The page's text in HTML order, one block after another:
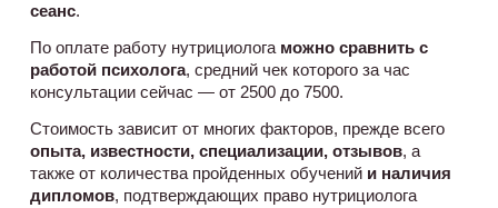
сеанс.
По оплате работу нутрициолога можно сравнить с
работой психолога, средний чек которого за час
консультации сейчас — от 2500 до 7500.
Стоимость зависит от многих факторов, прежде всего
опыта, известности, специализации, отзывов, а
также от количества пройденных обучений и наличия
дипломов, подтверждающих право нутрициолога